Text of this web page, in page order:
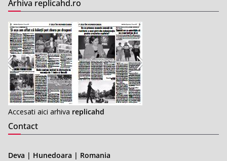
Arhiva replicahd.ro
Accesati aici arhiva replicahd
Contact
Deva | Hunedoara | Romania